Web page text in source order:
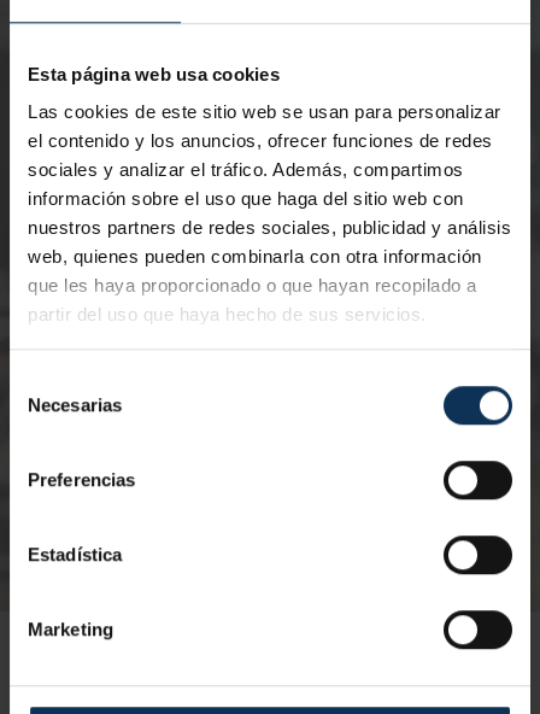
Esta página web usa cookies
Las cookies de este sitio web se usan para personalizar
el contenido y los anuncios, ofrecer funciones de redes
sociales y analizar el tráfico. Además, compartimos
información sobre el uso que haga del sitio web con
nuestros partners de redes sociales, publicidad y análisis
web, quienes pueden combinarla con otra información
que les haya proporcionado o que hayan recopilado a
partir del uso que haya hecho de sus servicios.
Necesarias
Preferencias
Estadística
Marketing
PRÓXIMAS CONVOCATORIAS
03/09/2026
Nº de horas:8 horas
Certificación: Telco